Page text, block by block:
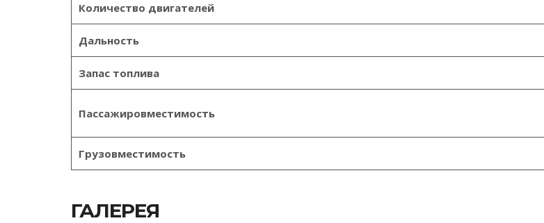
Количество двигателей
Дальность
Запас топлива
Пассажировместимость
Грузовместимость
ГАЛЕРЕЯ